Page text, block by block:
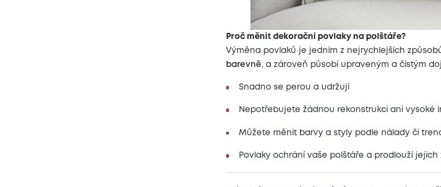
Proč měnit dekorační povlaky na polštáře?
Výměna povlaků je jedním z nejrychlejších
barevně, a zároveň působí upraveným a čistým
Snadno se perou a udržují
Nepotřebujete žádnou rekonstrukci ani vysoké
Můžete měnit barvy a styly podle nálady či
Povlaky ochrání vaše polštáře a prodlouží jejich